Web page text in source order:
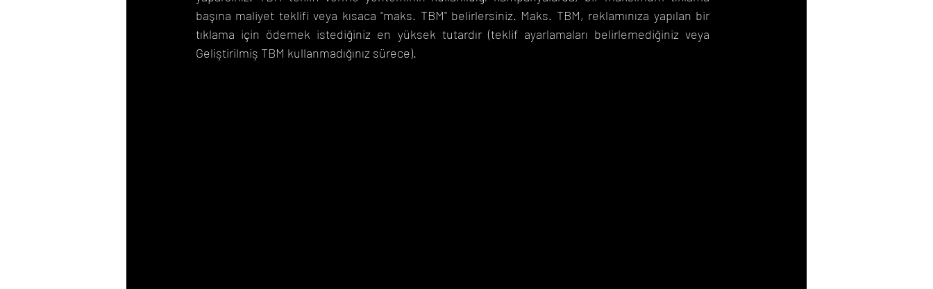
başına maliyet teklifi veya kısaca "maks. TBM" belirlersiniz. Maks. TBM, reklamınıza yapılan bir
tıklama için ödemek istediğiniz en yüksek tutardır (teklif ayarlamaları belirlemediğiniz veya
Geliştirilmiş TBM kullanmadığınız sürece).